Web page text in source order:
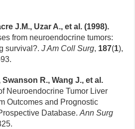
J.M., Uzar A., et al. (1998).
from neuroendocrine tumors:
survival?.J Am Coll Surg, 187(1),
R., Wang J., et al.
Neuroendocrine Tumor Liver
Outcomes and Prognostic
Database.Ann Surg